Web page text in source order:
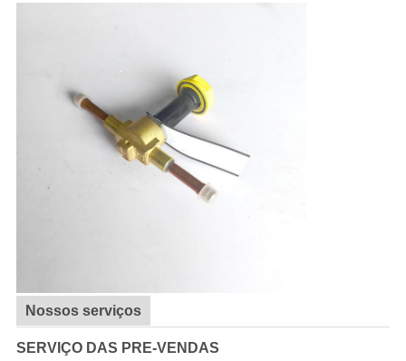
Nossos serviços
SERVIÇO DAS PRE-VENDAS